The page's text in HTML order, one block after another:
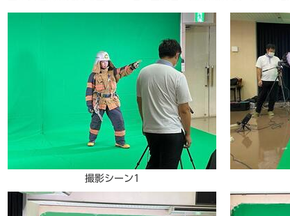
撮影シーン1